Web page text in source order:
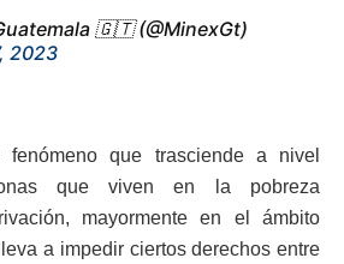
🇬🇹 (@MinexGt)
2023
que trasciende a nivel
que viven en la pobreza
mayormente en el ámbito
a impedir ciertos derechos entre